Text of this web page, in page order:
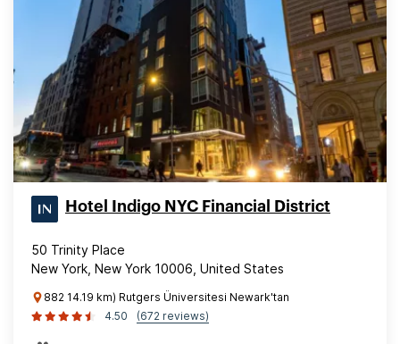
Hotel Indigo NYC Financial District
50 Trinity Place
New York, New York 10006, United States
882 14.19 km) Rutgers Üniversitesi Newark'tan
4.50
(672 reviews)